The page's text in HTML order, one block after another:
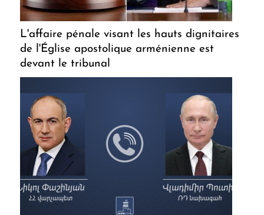
L'affaire pénale visant les hauts dignitaires
de l'Église apostolique arménienne est
devant le tribunal